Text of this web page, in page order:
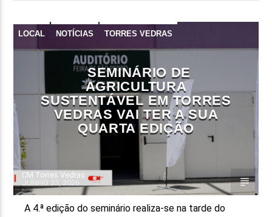
LOCAL NOTÍCIAS TORRES VEDRAS
SEMINÁRIO DE
AGRICULTURA
SUSTENTÁVEL EM TORRES
VEDRAS VAI TER A SUA
QUARTA EDIÇÃO
CM Torres Vedras
A 4.ª edição do seminário realiza-se na tarde do